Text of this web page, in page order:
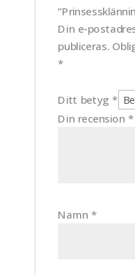
Din e-
publiceras.
*
Ditt betyg *
Din recension *
Namn *